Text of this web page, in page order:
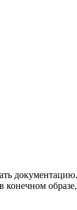
документацию.